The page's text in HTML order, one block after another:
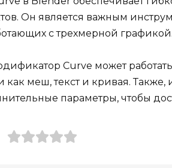
Он является важным
с трехмерной
Curve может
как меш, текст и кривая. Также,
параметры, чтобы